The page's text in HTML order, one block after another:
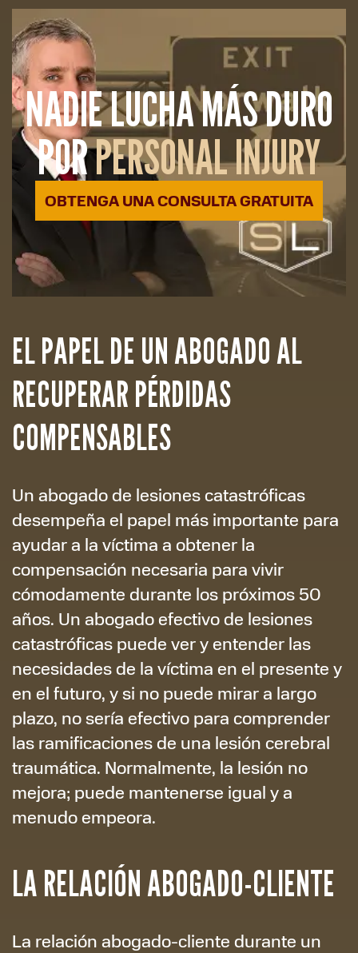
NADIE LUCHA MÁS DURO
PORPERSONAL INJURY
OBTENGA UNA CONSULTA GRATUITA
EL PAPEL DE UN ABOGADO AL
RECUPERAR PÉRDIDAS
COMPENSABLES
Un abogado de lesiones catastróficas
desempeña el papel más importante para
ayudar a la víctima a obtener la
compensación necesaria para vivir
cómodamente durante los próximos 50
años. Un abogado efectivo de lesiones
catastróficas puede ver y entender las
necesidades de la víctima en el presente y
en el futuro, y si no puede mirar a largo
plazo, no sería efectivo para comprender
las ramificaciones de una lesión cerebral
traumática. Normalmente, la lesión no
mejora; puede mantenerse igual y a
menudo empeora.
LA RELACIÓN ABOGADO-CLIENTE
La relación abogado-cliente durante un